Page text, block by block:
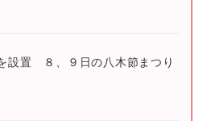
設置 ８、９日の八木節まつり